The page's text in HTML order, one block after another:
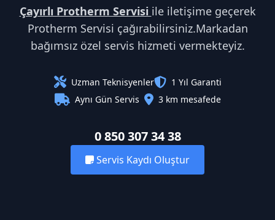
Çayırlı Protherm Servisi ile iletişime geçerek
Protherm Servisi çağırabilirsiniz.Markadan
bağımsız özel servis hizmeti vermekteyiz.
Uzman Teknisyenler
1 Yıl Garanti
Aynı Gün Servis
3 km mesafede
0 850 307 34 38
Servis Kaydı Oluştur